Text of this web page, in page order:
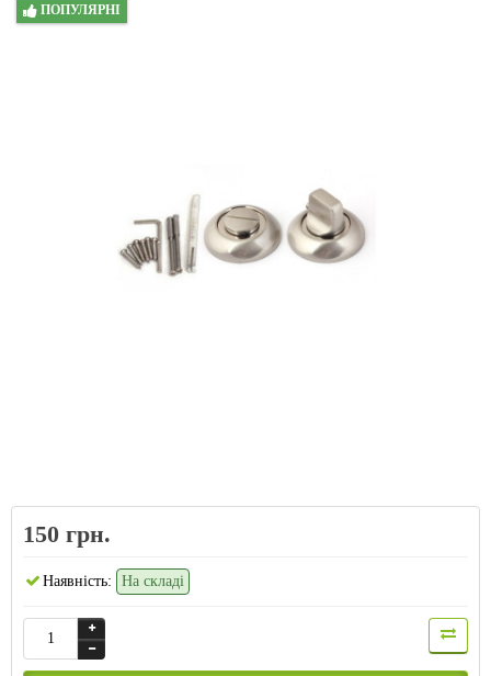
ПОПУЛЯРНІ
150 грн.
Наявність: На складі